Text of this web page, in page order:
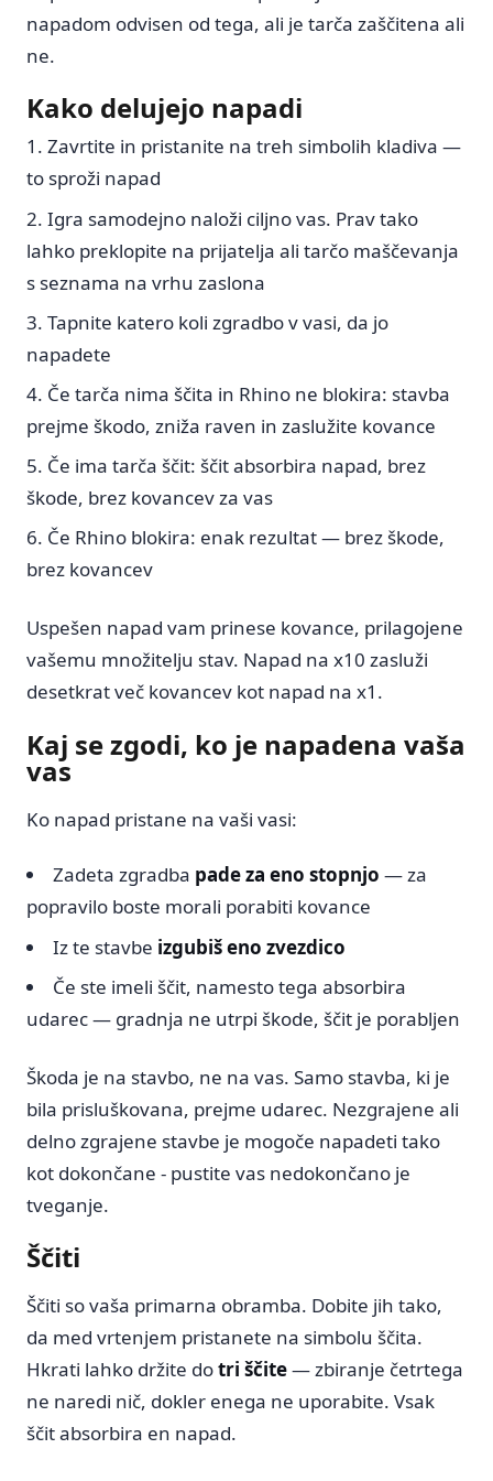
napadom odvisen od tega, ali je tarča zaščitena ali
ne.
Kako delujejo napadi
Zavrtite in pristanite na treh simbolih kladiva —
to sproži napad
Igra samodejno naloži ciljno vas. Prav tako
lahko preklopite na prijatelja ali tarčo maščevanja
s seznama na vrhu zaslona
Tapnite katero koli zgradbo v vasi, da jo
napadete
Če tarča nima ščita in Rhino ne blokira: stavba
prejme škodo, zniža raven in zaslužite kovance
Če ima tarča ščit: ščit absorbira napad, brez
škode, brez kovancev za vas
Če Rhino blokira: enak rezultat — brez škode,
brez kovancev
Uspešen napad vam prinese kovance, prilagojene
vašemu množitelju stav. Napad na x10 zasluži
desetkrat več kovancev kot napad na x1.
Kaj se zgodi, ko je napadena vaša
vas
Ko napad pristane na vaši vasi:
Zadeta zgradba pade za eno stopnjo — za
popravilo boste morali porabiti kovance
Iz te stavbe izgubiš eno zvezdico
Če ste imeli ščit, namesto tega absorbira
udarec — gradnja ne utrpi škode, ščit je porabljen
Škoda je na stavbo, ne na vas. Samo stavba, ki je
bila prisluškovana, prejme udarec. Nezgrajene ali
delno zgrajene stavbe je mogoče napadeti tako
kot dokončane - pustite vas nedokončano je
tveganje.
Ščiti
Ščiti so vaša primarna obramba. Dobite jih tako,
da med vrtenjem pristanete na simbolu ščita.
Hkrati lahko držite dotri ščite— zbiranje četrtega
ne naredi nič, dokler enega ne uporabite. Vsak
ščit absorbira en napad.